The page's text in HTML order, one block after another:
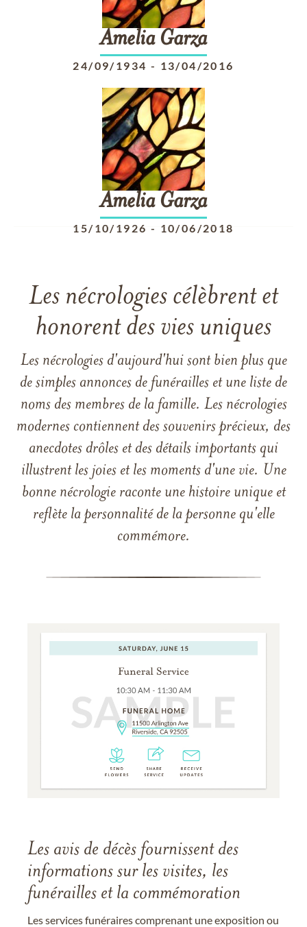
Amelia Garza
24/09/1934 - 13/04/2016
Amelia Garza
15/10/1926 - 10/06/2018
Les nécrologies célèbrent et
honorent des vies uniques
Les nécrologies d'aujourd'hui sont bien plus que
de simples annonces de funérailles et une liste de
noms des membres de la famille. Les nécrologies
modernes contiennent des souvenirs précieux, des
anecdotes drôles et des détails importants qui
illustrent les joies et les moments d'une vie. Une
bonne nécrologie raconte une histoire unique et
reflète la personnalité de la personne qu'elle
commémore.
Les avis de décès fournissent des
informations sur les visites, les
funérailles et la commémoration
Les services funéraires comprenant une exposition ou